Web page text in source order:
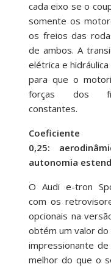
cada eixo se o
somente os
os freios das
de ambos. A
elétrica e
para que o
forças dos
constantes.
0,25:
autonomia
O Audi e-tron
com os
opcionais na
obtém um valor
impressionante
melhor do que o